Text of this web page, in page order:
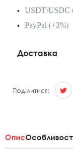
USDT\USDC
PayPal (+3%)
Доставка
Поділитися:
Опис